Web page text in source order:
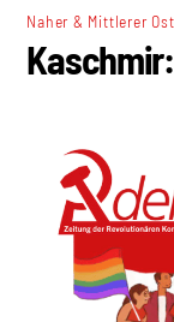
Naher & Mittlerer